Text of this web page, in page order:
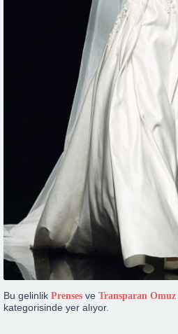
Bu gelinlik Prenses ve Transparan Omuz
kategorisinde yer alıyor.